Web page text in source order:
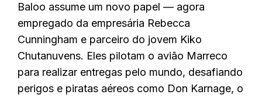
Baloo assume um novo papel — agora
empregado da empresária Rebecca
Cunningham e parceiro do jovem Kiko
Chutanuvens. Eles pilotam o avião Marreco
para realizar entregas pelo mundo, desafiando
perigos e piratas aéreos como Don Karnage, o